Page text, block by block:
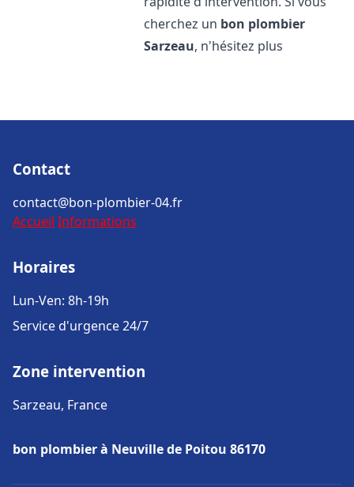
cherchez un bon plombier
Sarzeau, n'hésitez plus
Contact
contact@bon-plombier-04.fr
Accueil Informations
Horaires
Lun-Ven: 8h-19h
Service d'urgence 24/7
Zone intervention
Sarzeau, France
bon plombier à Neuville de Poitou 86170